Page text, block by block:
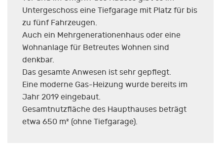
Untergeschoss eine Tiefgarage mit Platz für bis
zu fünf Fahrzeugen.
Auch ein Mehrgenerationenhaus oder eine
Wohnanlage für Betreutes Wohnen sind
denkbar.
Das gesamte Anwesen ist sehr gepflegt.
Eine moderne Gas-Heizung wurde bereits im
Jahr 2019 eingebaut.
Gesamtnutzfläche des Haupthauses beträgt
etwa 650 m² (ohne Tiefgarage).